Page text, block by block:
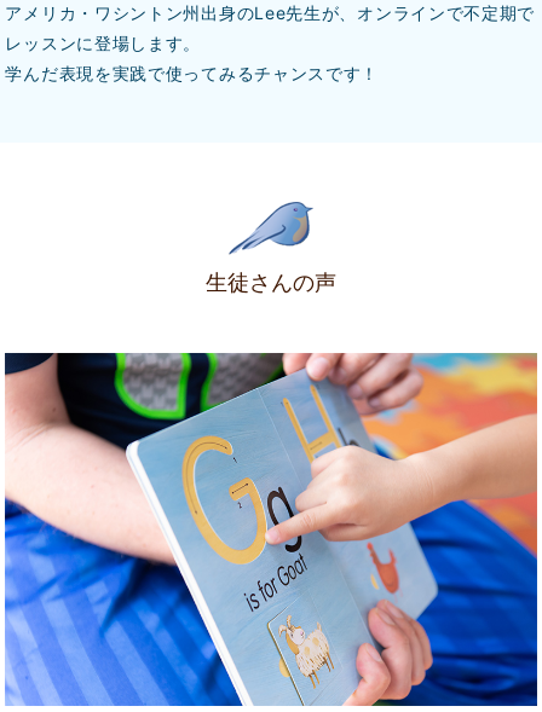
アメリカ・ワシントン州出身のLee先生が、オンラインで不定期で
レッスンに登場します。
学んだ表現を実践で使ってみるチャンスです！
生徒さんの声